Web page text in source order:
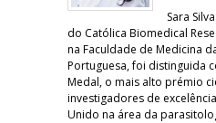
Sara
do Católica Biomedical
na Faculdade de Medicina
Portuguesa, foi distinguida
Medal, o mais alto prémio
investigadores de
Unido na área da